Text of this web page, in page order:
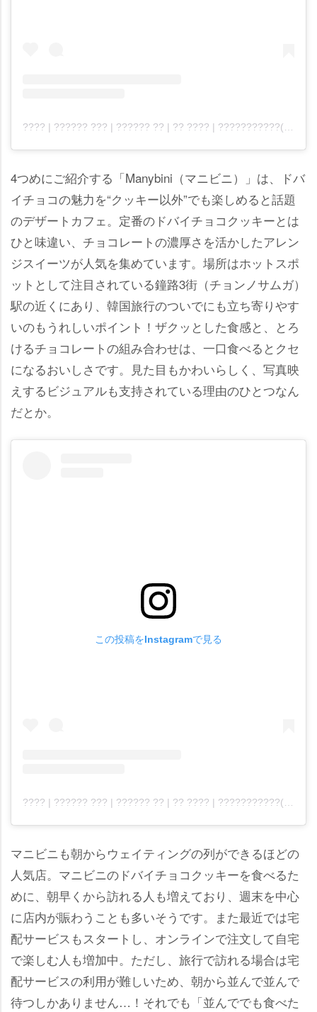
4つめにご紹介する「Manybini（マニビニ）」は、ドバ
イチョコの魅力を“クッキー以外”でも楽しめると話題
のデザートカフェ。定番のドバイチョコクッキーとは
ひと味違い、チョコレートの濃厚さを活かしたアレン
ジスイーツが人気を集めています。場所はホットスポ
ットとして注目されている鐘路3街（チョンノサムガ）
駅の近くにあり、韓国旅行のついでにも立ち寄りやす
いのもうれしいポイント！ザクッとした食感と、とろ
けるチョコレートの組み合わせは、一口食べるとクセ
になるおいしさです。見た目もかわいらしく、写真映
えするビジュアルも支持されている理由のひとつなん
だとか。
この投稿をInstagramで見る
マニビニも朝からウェイティングの列ができるほどの
人気店。マニビニのドバイチョコクッキーを食べるた
めに、朝早くから訪れる人も増えており、週末を中心
に店内が賑わうことも多いそうです。また最近では宅
配サービスもスタートし、オンラインで注文して自宅
で楽しむ人も増加中。ただし、旅行で訪れる場合は宅
配サービスの利用が難しいため、朝から並んで並んで
待つしかありません…！それでも「並んででも食べた